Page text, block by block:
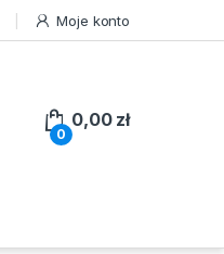
Moje konto
0
0,00 zł